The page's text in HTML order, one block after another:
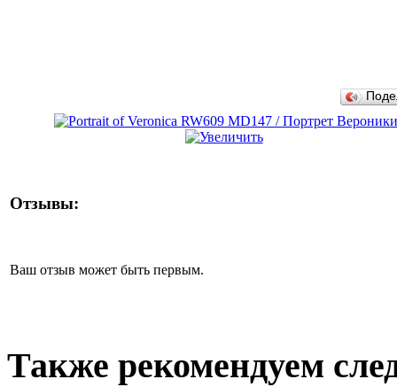
Отзывы:
Ваш отзыв может быть первым.
Также рекомендуем